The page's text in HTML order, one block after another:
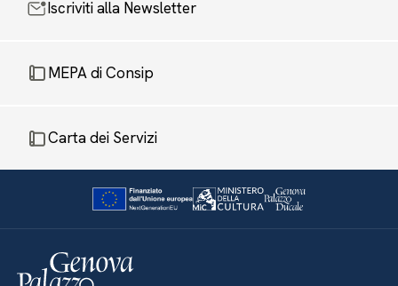
Iscriviti alla Newsletter
MEPA di Consip
Carta dei Servizi